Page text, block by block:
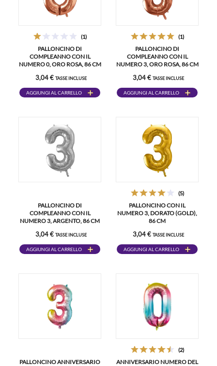
(1)
PALLONCINO DI
COMPLEANNO CON IL
NUMERO 0, ORO ROSA, 86 CM
3,04 € TASSE INCLUSE
AGGIUNGI AL CARRELLO
(1)
PALLONCINO DI
COMPLEANNO CON IL
NUMERO 3, ORO ROSA, 86 CM
3,04 € TASSE INCLUSE
AGGIUNGI AL CARRELLO
PALLONCINO DI
COMPLEANNO CON IL
NUMERO 3, ARGENTO, 86 CM
3,04 € TASSE INCLUSE
AGGIUNGI AL CARRELLO
(5)
PALLONCINO CON IL
NUMERO 3, DORATO (GOLD),
86 CM
3,04 € TASSE INCLUSE
AGGIUNGI AL CARRELLO
PALLONCINO ANNIVERSARIO
(2)
ANNIVERSARIO NUMERO DEL